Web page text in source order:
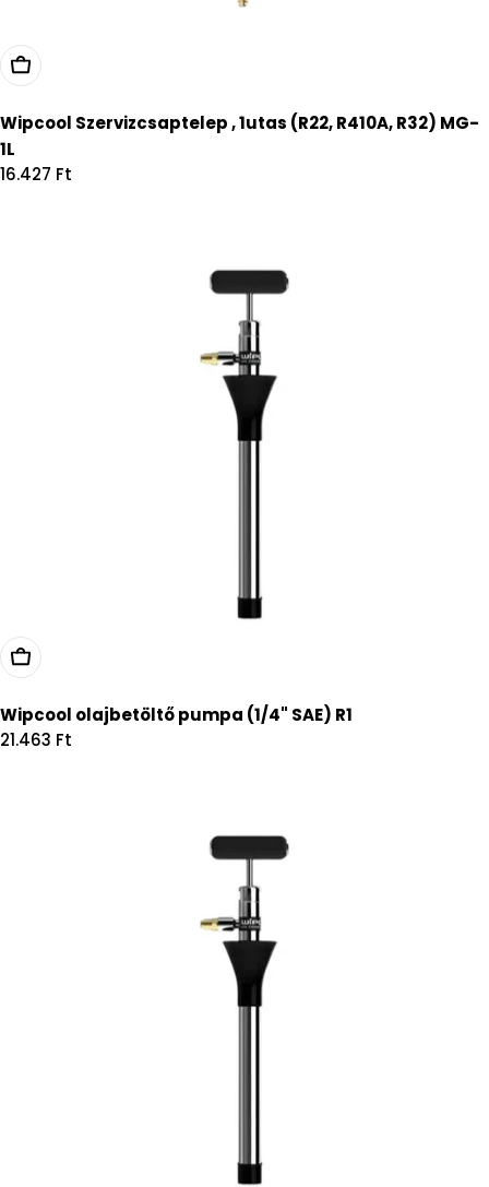
Kosárba
Wipcool Szervizcsaptelep , 1utas (R22, R410A, R32) MG-
1L
Regular
16.427 Ft
Kosárba
Wipcool olajbetöltő pumpa (1/4" SAE) R1
Regular
21.463 Ft